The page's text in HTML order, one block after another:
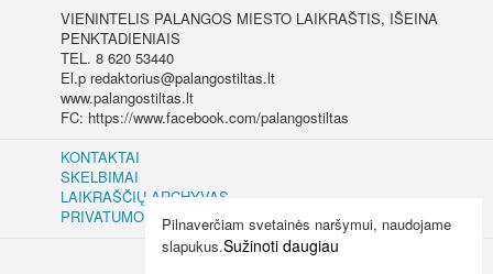
VIENINTELIS PALANGOS MIESTO LAIKRAŠTIS, IŠEINA
PENKTADIENIAIS
TEL. 8 620 53440
El.p redaktorius@palangostiltas.lt
www.palangostiltas.lt
FC: https://www.facebook.com/palangostiltas
KONTAKTAI
SKELBIMAI
LAIKRAŠČIŲ ARCHYVAS
PRIVATUMO IR SLAPUKŲ POLITIKA
Pilnaverčiam svetainės naršymui, naudojame
slapukus.Sužinoti daugiau